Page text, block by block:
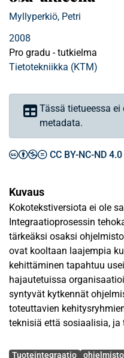
Myllyperkiö, Petri
2008
Pro gradu - tutkielma
Tietotekniikka (KTM)
Tässä tietueessa
metadata.
CC BY-NC-ND 4.0
Kuvaus
Kokotekstiversiota ei ole
Integraatioprosessin
tärkeäksi osaksi
ovat kooltaan laajempia
kehittäminen tapahtuu
hajautetuissa
syntyvät kytkennät
toteuttavien
teknisiä että sosiaalisia,
Avainsanat
Tuoteintegraatio